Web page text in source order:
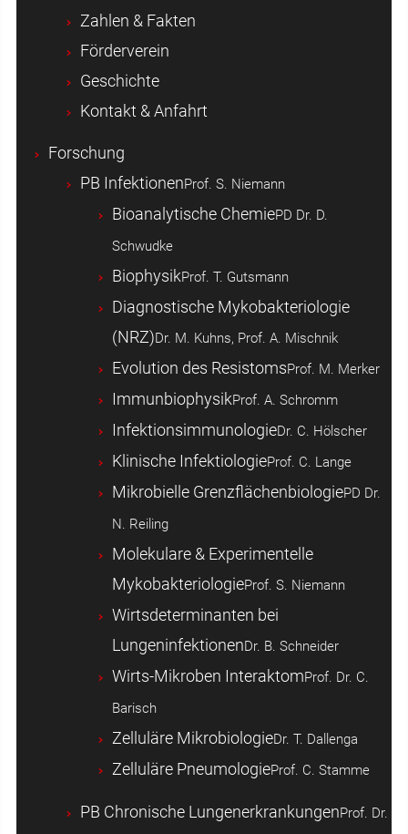
Zahlen & Fakten
Förderverein
Geschichte
Kontakt & Anfahrt
Forschung
PB InfektionenProf. S. Niemann
Bioanalytische ChemiePD Dr. D.
Schwudke
BiophysikProf. T. Gutsmann
Diagnostische Mykobakteriologie
(NRZ)Dr. M. Kuhns, Prof. A. Mischnik
Evolution des ResistomsProf. M. Merker
ImmunbiophysikProf. A. Schromm
InfektionsimmunologieDr. C. Hölscher
Klinische InfektiologieProf. C. Lange
Mikrobielle GrenzflächenbiologiePD Dr.
N. Reiling
Molekulare & Experimentelle
MykobakteriologieProf. S. Niemann
Wirtsdeterminanten bei
LungeninfektionenDr. B. Schneider
Wirts-Mikroben InteraktomProf. Dr. C.
Barisch
Zelluläre MikrobiologieDr. T. Dallenga
Zelluläre PneumologieProf. C. Stamme
PB Chronische LungenerkrankungenProf. Dr.